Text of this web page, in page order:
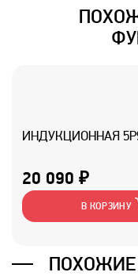
ИНДУКЦИОННАЯ
20 090 ₽
В КОРЗИНУ